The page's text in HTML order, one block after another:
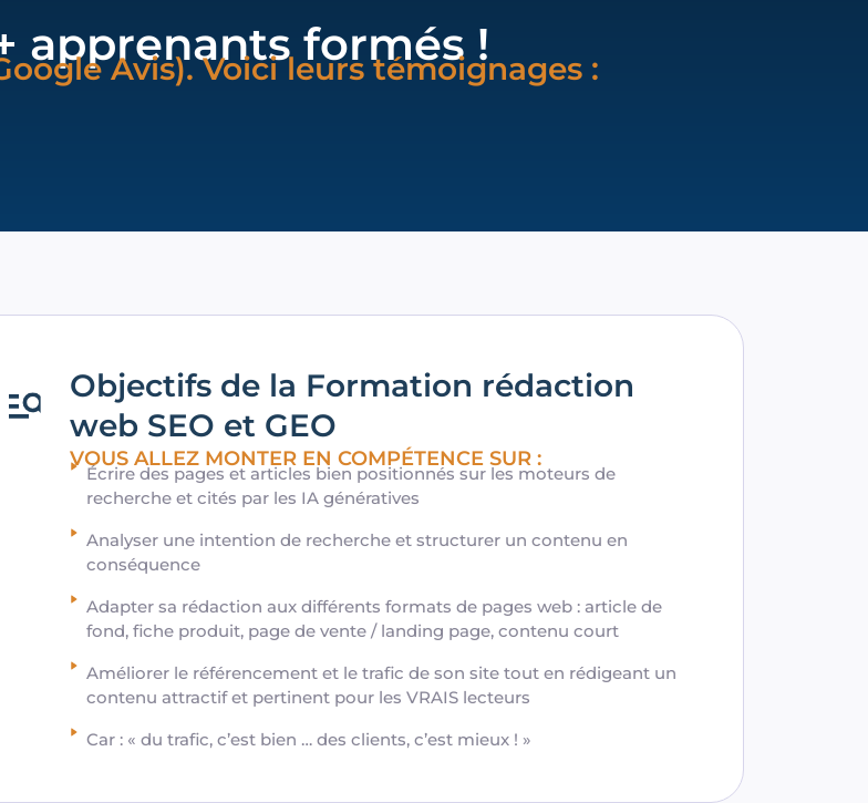
apprenants formés !
Avis). Voici leurs témoignages :
Objectifs de la Formation rédaction
web SEO​ et GEO
VOUS ALLEZ MONTER EN COMPÉTENCE SUR :
Écrire des pages et articles bien positionnés sur les moteurs de
recherche et cités par les IA génératives
Analyser une intention de recherche et structurer un contenu en
conséquence
Adapter sa rédaction aux différents formats de pages web : article de
fond, fiche produit, page de vente / landing page, contenu court
Améliorer le référencement et le trafic de son site tout en rédigeant un
contenu attractif et pertinent pour les VRAIS lecteurs
Car : « du trafic, c’est bien … des clients, c’est mieux ! »